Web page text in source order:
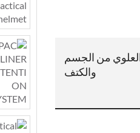
من الجسم
والكتف